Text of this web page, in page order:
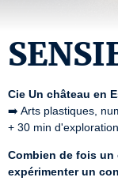
Cie Un château en
➡️ Arts plastiques,
+ 30 min d'exploration
Combien de fois
expérimenter un